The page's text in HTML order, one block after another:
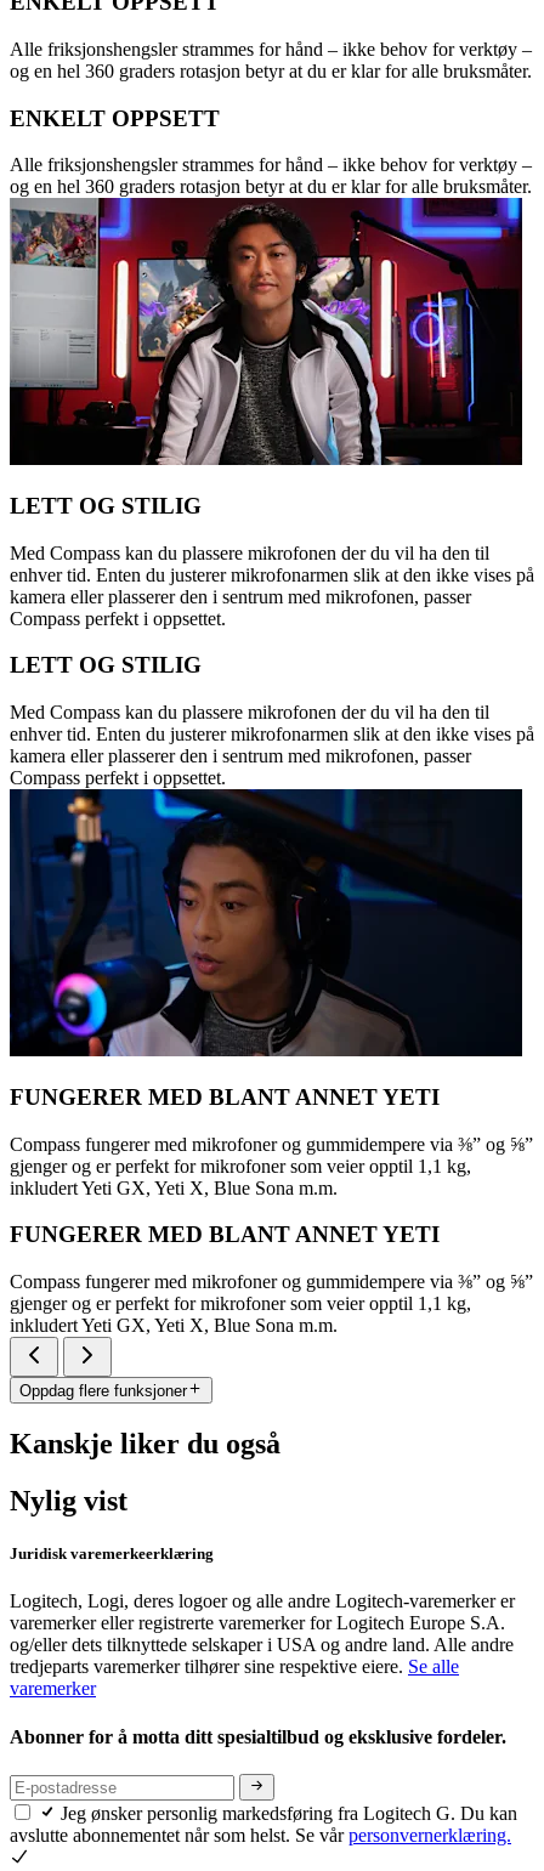
Alle friksjonshengsler strammes for hånd – ikke behov for verktøy –
og en hel 360 graders rotasjon betyr at du er klar for alle bruksmåter.
ENKELT OPPSETT
Alle friksjonshengsler strammes for hånd – ikke behov for verktøy –
og en hel 360 graders rotasjon betyr at du er klar for alle bruksmåter.
LETT OG STILIG
Med Compass kan du plassere mikrofonen der du vil ha den til
enhver tid. Enten du justerer mikrofonarmen slik at den ikke vises på
kamera eller plasserer den i sentrum med mikrofonen, passer
Compass perfekt i oppsettet.
LETT OG STILIG
Med Compass kan du plassere mikrofonen der du vil ha den til
enhver tid. Enten du justerer mikrofonarmen slik at den ikke vises på
kamera eller plasserer den i sentrum med mikrofonen, passer
Compass perfekt i oppsettet.
FUNGERER MED BLANT ANNET YETI
Compass fungerer med mikrofoner og gummidempere via ⅜” og ⅝”
gjenger og er perfekt for mikrofoner som veier opptil 1,1 kg,
inkludert Yeti GX, Yeti X, Blue Sona m.m.
FUNGERER MED BLANT ANNET YETI
Compass fungerer med mikrofoner og gummidempere via ⅜” og ⅝”
gjenger og er perfekt for mikrofoner som veier opptil 1,1 kg,
inkludert Yeti GX, Yeti X, Blue Sona m.m.
Oppdag flere funksjoner
Kanskje liker du også
Nylig vist
Juridisk varemerkeerklæring
Logitech, Logi, deres logoer og alle andre Logitech-varemerker er
varemerker eller registrerte varemerker for Logitech Europe S.A.
og/eller dets tilknyttede selskaper i USA og andre land. Alle andre
tredjeparts varemerker tilhører sine respektive eiere. Se alle
varemerker
Abonner for å motta ditt spesialtilbud og eksklusive fordeler.
Jeg ønsker personlig markedsføring fra Logitech G. Du kan
avslutte abonnementet når som helst. Se vårpersonvernerklæring.